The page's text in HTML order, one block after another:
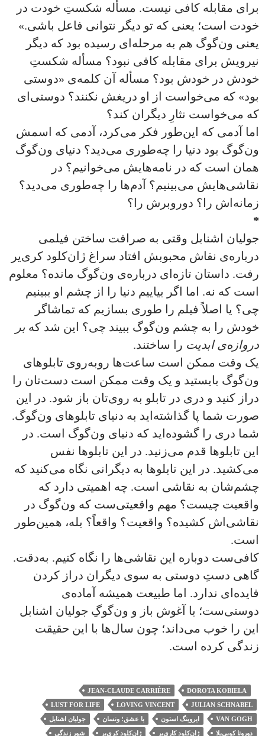
برای مقابله کافی نیست. مسأله‌ شکستِ خودت در
خودت است؛ یعنی که تو دیگر نتوانی فاعل باشی.»
یعنی ون‌گوگ هم به مرحله‌ای رسیده بود که دیگر
نیرویش برای مقابله کافی نبود؟ مسأله شکستِ
خودش در خودش بود؟ مسأله آن کلمه‌ی «دوستی
بود» که می‌خواست از او دریغش نکنند؟ دوستی‌ای
که می‌خواست نثارِ دیگران کند؟
اما آدمی که این‌طور فکر می‌کرد، آدمی که اسمش
ون‌گوگ بود دنیا را چه‌طوری می‌دید؟ دنیای ون‌گوگ
همان است که در نامه‌هایش می‌‌خو‌انیم؟ در
نقاشی‌‌هایش می‌بینیم؟ آدم‌ها را چه‌طوری می‌دید؟
زمانه‌اش را؟ دوروبرش را؟
*
جولیان اشنابل وقتی به صرافت ساختن فیلمی
درباره‌ی نقاش محبوبش افتاد سراغ ژان‌کلود کری‌یر
رفت. داستان تازه‌ای درباره‌ی ون‌گوگ مانده؟ معلوم
است که نه. اما اگر بیاییم دنیا را از چشم او ببینیم
چی؟ یا اصلاً فیلم را طوری بسازیم که تماشاگر
خودش را به چشم ون‌گوگ ببیند چی؟ این شد که بر
دروازه‌ی ابدیت را ساختند.
یک وقت ممکن است ساعت‌ها روبه‌روی تابلوهای
ون‌گوگ بایستید و یک وقت ممکن است دست‌تان را
دراز کنید و دری در تابلو به روی‌تان باز شود. در این
صورت شما پا گذاشته‌اید به دنیای تابلوهای ون‌گوگ.
شما دری را گشوده‌اید که دنیای ون‌گوگ است. در
این تابلوها قدم می‌زنید. در این تابلوها نفس
می‌کشید. در این تابلوها به دیگرانی نگاه می‌کنید که
چشم‌شان به نقاشی است. چه اهمیتی دارد که
واقعیت چیست؟ مهم واقعیتی‌ست که ون‌گوگ در
نقاشی‌اش کشیده؟ واقعیت؟ واقعاً؟ بله، همین‌طور
است.
کافی‌ست دوباره این نقاشی‌ها را نگاه کنیم. به‌دقت.
گاهی دستِ دوستی به سوی دیگران دراز کردن
فایده‌ای ندارد. اما طبیعت همیشه آماده‌ی
دوستی‌ست؛ با آغوش باز و ون‌گوگِ جولیان اشنابل
این را خوب می‌داند؛ چون سال‌ها با این حقیقت
زندگی کرده است.
DOROTA KOBIELA
JEAN-CLAUDE CARRIÈRE
JULIAN SCHNABEL
LOVING VINCENT
LUST FOR LIFE
VAN GOGH
ایروینگ استون با عشق؛ ونسان
جولیان اشنابل
دوروتا کوبی‌یلا
ژان‌کلود کاری‌یر ژان‌کلود کری‌یر شور زندگی